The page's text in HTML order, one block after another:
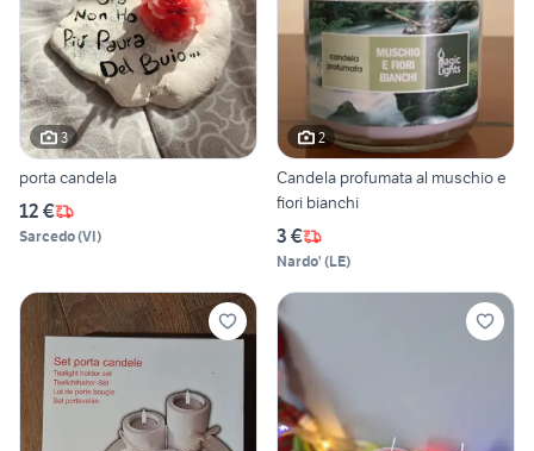
3
porta candela
12 €
Sarcedo(VI)
2
Candela profumata al muschio e
fiori bianchi
3 €
Nardo' (LE)